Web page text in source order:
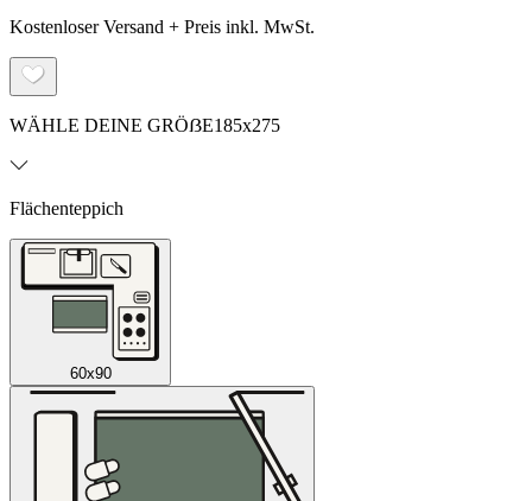
Kostenloser Versand + Preis inkl. MwSt.
WÄHLE DEINE GRÖẞE185x275
Flächenteppich
60x90